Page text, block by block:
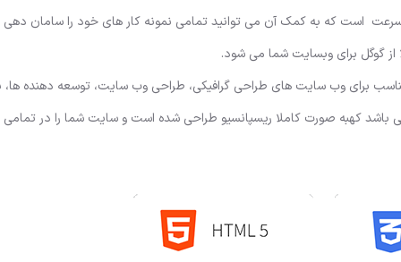
پرسرعت است که به کمک آن می توانید تمامی نمونه کار های خود را سامان دهی
گوگل برای وبسایت شما می شود.
برای وب سایت های طراحی گرافیکی، طراحی وب سایت، توسعه دهنده ها،
باشد کهبه صورت کاملا ریسپانسیو طراحی شده است و سایت شما را در تمامی